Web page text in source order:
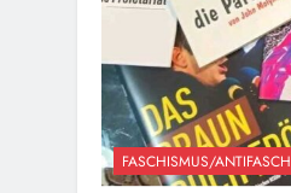
FASCHISMUS/